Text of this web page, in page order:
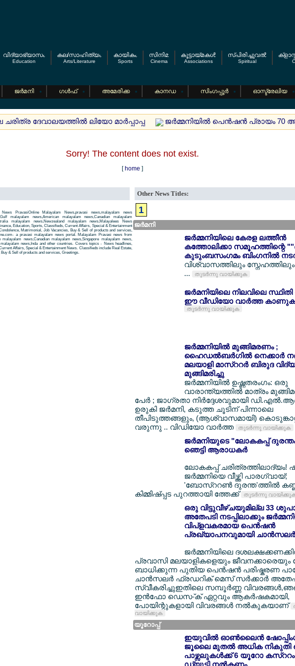
വിദ്യാഭ്യാസം
Education
കല/സാഹിത്യം
Arts/Literature
കായികം
Sports
സിനിമ
Cinema
കൂട്ടായ്മകള്‍
Associations
സ്പിരിച്ചുവല്‍
Spiritual
ജര്‍മനി ഗള്‍ഫ് അമേരിക്ക കാനഡ സിംഗപ്പൂര്‍ ഓസ്ട്രേലിയ
ദേവാലയത്തില്‍ ലിയോ മാര്‍പ്പാപ്പ ജര്‍മ്മനിയില്‍ പെന്‍ഷന്‍ പ്രായം 70
Sorry! The content does not exist.
[ home ]
PravasiOnline Malayalam News,pravasi news,malayalam news
malayalam news,American malayalam news,Canadian malayalam
malayalam news,Newzealand malayalam news,Malayalees News
Education, Sports, Classifieds, Current Affairs, Special & Entertainment
Matrimonial, Job Vacancies, Buy & Sell of products and services,
a pravasi malayalam news portal. Malayalam Pravasi news from
malayalam news,Canadian malayalam news,Singapore malayalam news,
news,Inda and other countries. Covers topics - News headlines,
Affairs, Special & Entertainment News. Classifieds include Real Estate,
& Sell of products and services, Greetings.
Other News Titles:
1
ജര്‍മനി
ജര്‍മ്മനിയിലെ കേരള ലത്തീന്‍
കത്തോലിക്കാ സമൂഹത്തിന്റെ
കുടുംബസംഗമം ബിംഗനില്‍
വിശ്വാസത്തിലും സ്നേഹത്തിലും
...
തുടര്‍ന്നു വായിക്കുക
ജര്‍മനിയിലെ നിലവിലെ
ഈ വീഡിയോ വാര്‍ത്ത കാണുക
തുടര്‍ന്നു വായിക്കുക
ജര്‍മ്മനിയില്‍ മുങ്ങിമരണം ;
ഹൈഡല്‍ബര്‍ഗില്‍ നെക്കാര്‍
മലയാളി മാസ്ററര്‍ ബിരുദ
മുങ്ങിമരിച്ചു
ജര്‍മ്മനിയില്‍ ഉഷ്ണതരംഗം: ഒരു
വാരാന്ത്യത്തില്‍ മാത്രം
പേര്‍ ; ജാഗ്രതാ നിര്‍ദ്ദേശവുമായി
ഉരുകി ജര്‍മനി, കടുത്ത ചൂടിന് പിന്നാലെ
തീപിടുത്തങ്ങളും, (ആശ്വാസമായി)
വരുന്നു .. വിഡിയോ വാര്‍ത്ത
തുടര്‍ന്നു വായിക്കുക
ജര്‍മനിയുടെ "ലോകകപ്പ്
ഞെട്ടി ആരാധകര്‍
ലോകകപ്പ് ചരിത്രത്തിലാദ്യം!
ജര്‍മ്മനിയെ വീഴ്ത്തി പാരഗ്വായ്;
'ബോസ്ററണ്‍ ദുരന്ത'ത്തില്‍
കിമ്മിഷ്പ്പട പുറത്തായി ത്തേക്ക് തുടര്‍ന്നു
ഒരു വിട്ടുവീഴ്ചയുമില്ല 33
അതേപടി നടപ്പിലാക്കും
വിപ്ളവകരമായ പെന്‍ഷന്‍
പ്രഖ്യാപനവുമായി ചാന്‍സലര്‍
ജര്‍മ്മനിയിലെ
പ്രവാസി മലയാളികളെയും ജീവനക്കാരെയും
ബാധിക്കുന്ന പുതിയ പെന്‍ഷന്‍ പരിഷ്കരണ
ചാന്‍സലര്‍ ഫ്രഡറിക് മെസ് സര്‍ക്കാര്‍
സ്വീകരിച്ചുഇതിലെ സമ്പൂര്‍ണ്ണ
ഇന്‍ഫോ ഡെസ-്ക് ഏറ്റവും ആകര്‍ഷകമായി,
പോയിന്റുകളായി വിവരങ്ങള്‍ നല്‍കുകയാണ്
വായിക്കുക
യൂറോപ്പ്
ഇയുവില്‍ ഓണ്‍ലൈന്‍
ജൂലൈ മുതല്‍ അധിക നികുതി
പാഴ്സലുകള്‍ക്ക് 6 യൂറോ
ഡ്യൂട്ടി നല്‍കണം